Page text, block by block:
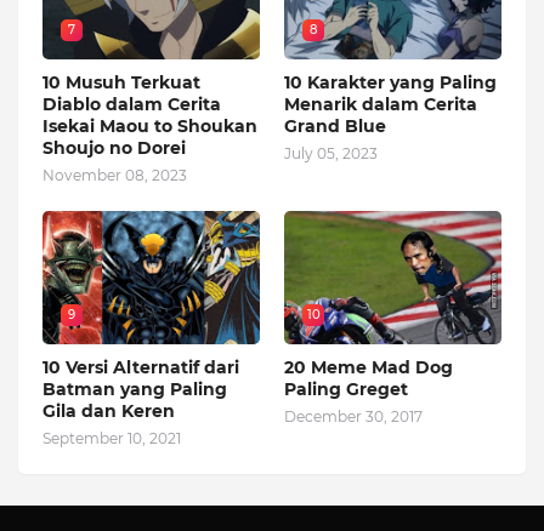
7
10 Musuh Terkuat
Diablo dalam Cerita
Isekai Maou to Shoukan
Shoujo no Dorei
November 08, 2023
8
10 Karakter yang Paling
Menarik dalam Cerita
Grand Blue
July 05, 2023
9
10 Versi Alternatif dari
Batman yang Paling
Gila dan Keren
September 10, 2021
10
20 Meme Mad Dog
Paling Greget
December 30, 2017